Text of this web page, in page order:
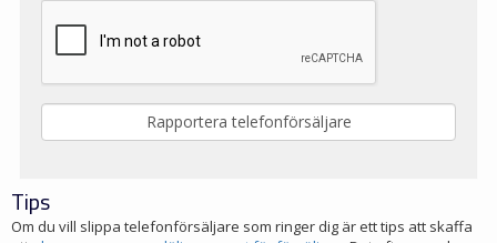
Tips
Om du vill slippa telefonförsäljare som ringer dig är ett tips att skaffa